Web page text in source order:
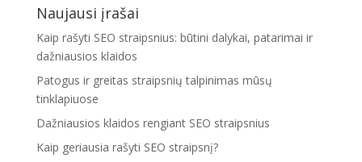
Naujausi įrašai
Kaip rašyti SEO straipsnius: būtini dalykai, patarimai ir
dažniausios klaidos
Patogus ir greitas straipsnių talpinimas mūsų
tinklapiuose
Dažniausios klaidos rengiant SEO straipsnius
Kaip geriausia rašyti SEO straipsnį?